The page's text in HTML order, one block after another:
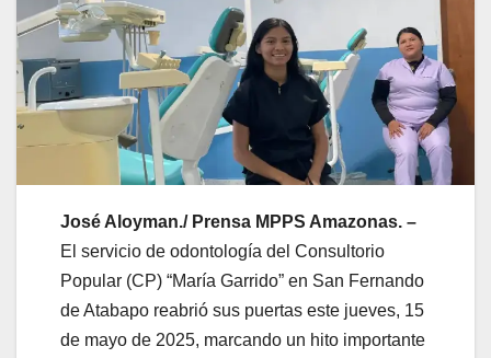
José Aloyman./ Prensa MPPS Amazonas. –
El servicio de odontología del Consultorio
Popular (CP) “María Garrido” en San Fernando
de Atabapo reabrió sus puertas este jueves, 15
de mayo de 2025, marcando un hito importante